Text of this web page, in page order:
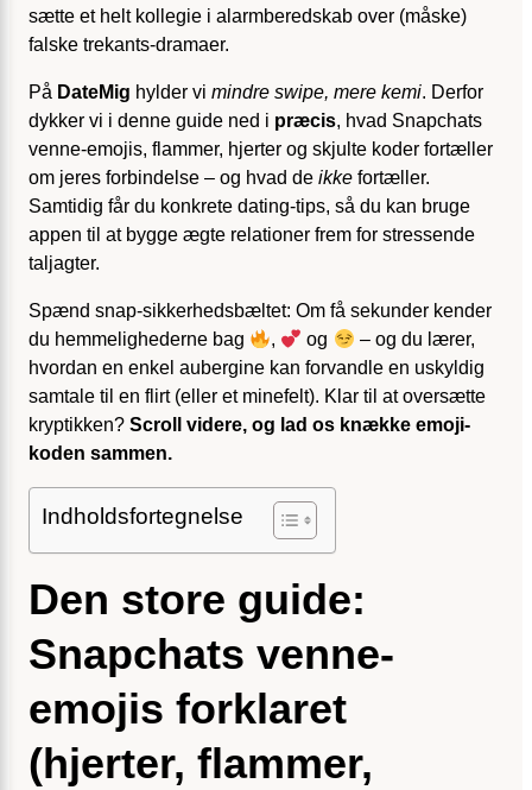
sætte et helt kollegie i alarmberedskab over (måske)
falske trekants-dramaer.
På DateMig hylder vi mindre swipe, mere kemi. Derfor
dykker vi i denne guide ned i præcis, hvad Snapchats
venne-emojis, flammer, hjerter og skjulte koder fortæller
om jeres forbindelse – og hvad de ikke fortæller.
Samtidig får du konkrete dating-tips, så du kan bruge
appen til at bygge ægte relationer frem for stressende
taljagter.
Spænd snap-sikkerhedsbæltet: Om få sekunder kender
du hemmelighederne bag
, og
– og du lærer,
hvordan en enkel aubergine kan forvandle en uskyldig
samtale til en flirt (eller et minefelt). Klar til at oversætte
kryptikken? Scroll videre, og lad os knække emoji-
koden sammen.
Indholdsfortegnelse
Den store guide:
Snapchats venne-
emojis forklaret
(hjerter, flammer,